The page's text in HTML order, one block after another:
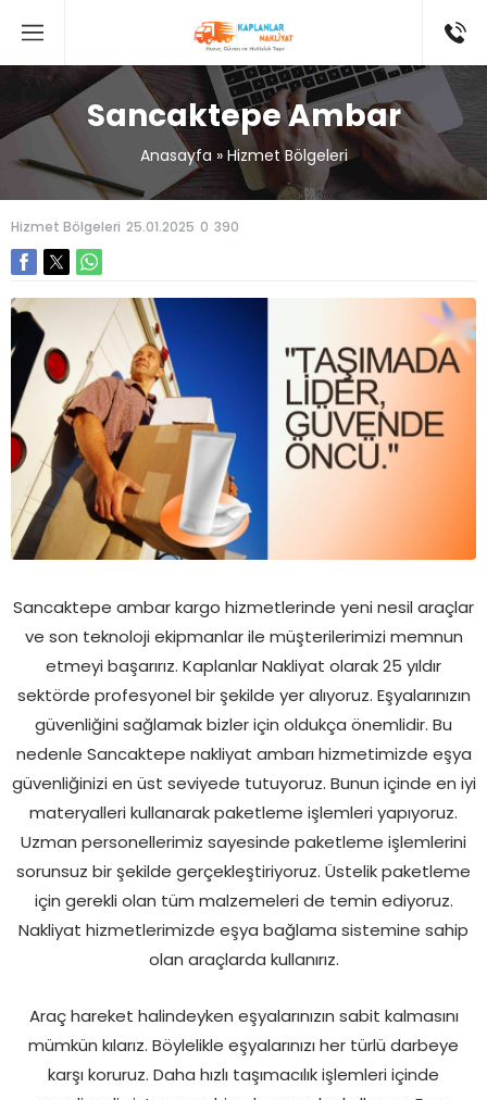
Sancaktepe Ambar
Anasayfa » Hizmet Bölgeleri
Hizmet Bölgeleri 25.01.2025 0 390
Sancaktepe ambar kargo hizmetlerinde yeni nesil araçlar
ve son teknoloji ekipmanlar ile müşterilerimizi memnun
etmeyi başarırız. Kaplanlar Nakliyat olarak 25 yıldır
sektörde profesyonel bir şekilde yer alıyoruz. Eşyalarınızın
güvenliğini sağlamak bizler için oldukça önemlidir. Bu
nedenle Sancaktepe nakliyat ambarı hizmetimizde eşya
güvenliğinizi en üst seviyede tutuyoruz. Bunun içinde en iyi
materyalleri kullanarak paketleme işlemleri yapıyoruz.
Uzman personellerimiz sayesinde paketleme işlemlerini
sorunsuz bir şekilde gerçekleştiriyoruz. Üstelik paketleme
için gerekli olan tüm malzemeleri de temin ediyoruz.
Nakliyat hizmetlerimizde eşya bağlama sistemine sahip
olan araçlarda kullanırız.
Araç hareket halindeyken eşyalarınızın sabit kalmasını
mümkün kılarız. Böylelikle eşyalarınızı her türlü darbeye
karşı koruruz. Daha hızlı taşımacılık işlemleri içinde